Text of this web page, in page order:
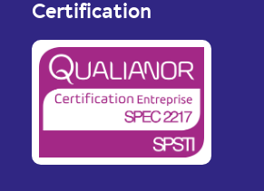
Certification